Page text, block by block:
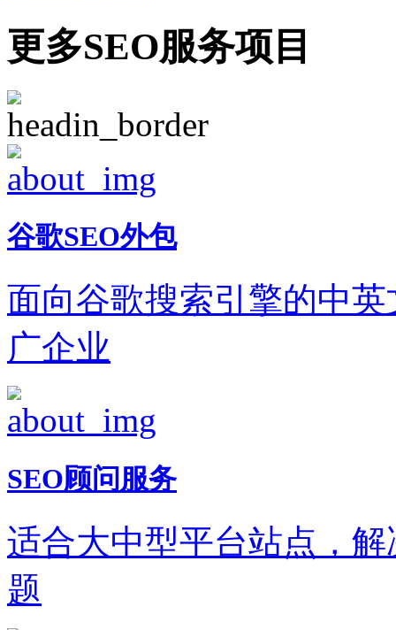
更多SEO服务项目
谷歌SEO外包
面向谷歌搜索引擎的中
广企业
SEO顾问服务
适合大中型平台站点，
题